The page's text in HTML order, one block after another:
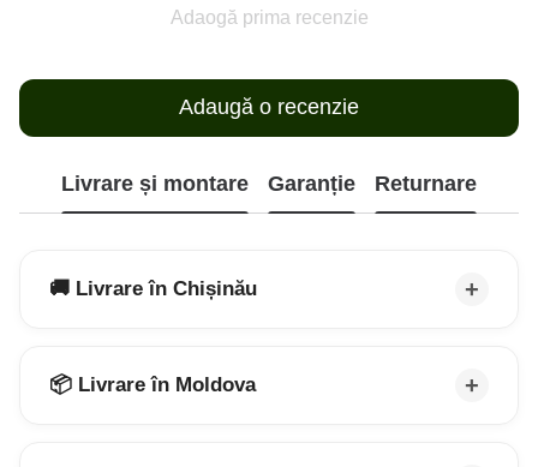
Adaogă prima recenzie
Adaugă o recenzie
Livrare și montare Garanție Returnare
🚚 Livrare în Chișinău
📦 Livrare în Moldova